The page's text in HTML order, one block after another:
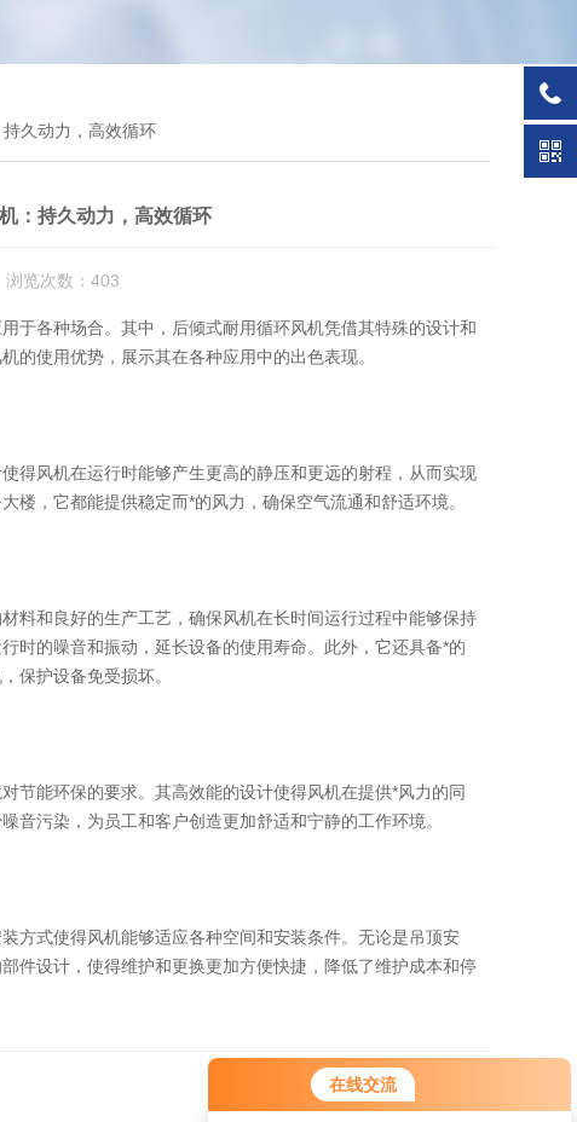
在线交流
久动力，高效循环
：持久动力，高效循环
览次数：403
各种场合。其中，后倾式耐用循环风机凭借其特殊的设计和
的使用优势，展示其在各种应用中的出色表现。
得风机在运行时能够产生更高的静压和更远的射程，从而实现
，它都能提供稳定而*的风力，确保空气流通和舒适环境。
和良好的生产工艺，确保风机在长时间运行过程中能够保持
时的噪音和振动，延长设备的使用寿命。此外，它还具备*的
保护设备免受损坏。
能环保的要求。其高效能的设计使得风机在提供*风力的同
音污染，为员工和客户创造更加舒适和宁静的工作环境。
式使得风机能够适应各种空间和安装条件。无论是吊顶安
件设计，使得维护和更换更加方便快捷，降低了维护成本和停